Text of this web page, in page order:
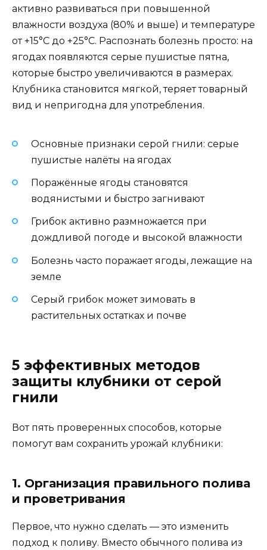
активно развиваться при повышенной
влажности воздуха (80% и выше) и температуре
от +15°C до +25°C. Распознать болезнь просто: на
ягодах появляются серые пушистые пятна,
которые быстро увеличиваются в размерах.
Клубника становится мягкой, теряет товарный
вид и непригодна для употребления.
Основные признаки серой гнили: серые
пушистые налёты на ягодах
Поражённые ягоды становятся
водянистыми и быстро загнивают
Грибок активно размножается при
дождливой погоде и высокой влажности
Болезнь часто поражает ягоды, лежащие на
земле
Серый грибок может зимовать в
растительных остатках и почве
5 эффективных методов
защиты клубники от серой
гнили
Вот пять проверенных способов, которые
помогут вам сохранить урожай клубники:
1. Организация правильного полива
и проветривания
Первое, что нужно сделать — это изменить
подход к поливу. Вместо обычного полива из